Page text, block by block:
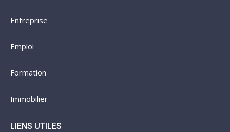
Entreprise
Emploi
Formation
Immobilier
LIENS UTILES